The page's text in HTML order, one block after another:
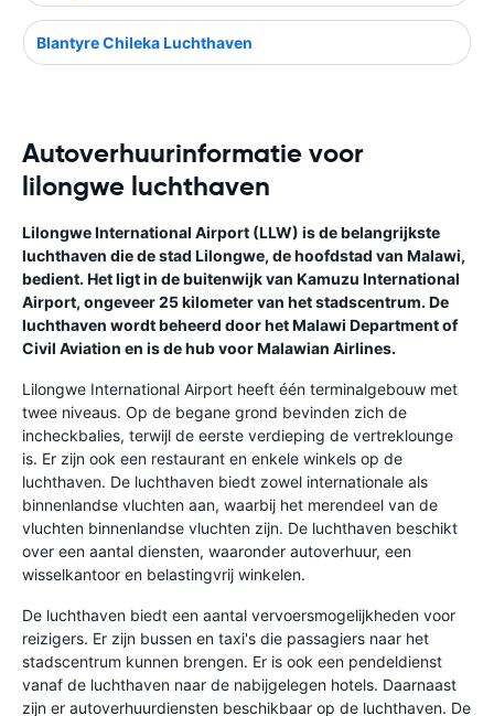
Blantyre Chileka Luchthaven
Autoverhuurinformatie voor
lilongwe luchthaven
Lilongwe International Airport (LLW) is de belangrijkste
luchthaven die de stad Lilongwe, de hoofdstad van Malawi,
bedient. Het ligt in de buitenwijk van Kamuzu International
Airport, ongeveer 25 kilometer van het stadscentrum. De
luchthaven wordt beheerd door het Malawi Department of
Civil Aviation en is de hub voor Malawian Airlines.
Lilongwe International Airport heeft één terminalgebouw met
twee niveaus. Op de begane grond bevinden zich de
incheckbalies, terwijl de eerste verdieping de vertreklounge
is. Er zijn ook een restaurant en enkele winkels op de
luchthaven. De luchthaven biedt zowel internationale als
binnenlandse vluchten aan, waarbij het merendeel van de
vluchten binnenlandse vluchten zijn. De luchthaven beschikt
over een aantal diensten, waaronder autoverhuur, een
wisselkantoor en belastingvrij winkelen.
De luchthaven biedt een aantal vervoersmogelijkheden voor
reizigers. Er zijn bussen en taxi's die passagiers naar het
stadscentrum kunnen brengen. Er is ook een pendeldienst
vanaf de luchthaven naar de nabijgelegen hotels. Daarnaast
zijn er autoverhuurdiensten beschikbaar op de luchthaven. De